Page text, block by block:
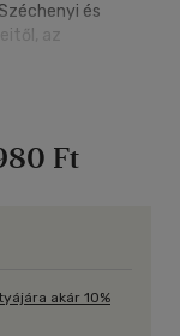
és
az
szerző
hogy
tisztelhetjük.
Ismerjük
álságos
esztendőt,
Ft
akár 10%